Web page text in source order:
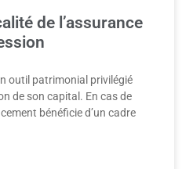
de l’assurance
outil patrimonial privilégié
de son capital. En cas de
bénéficie d’un cadre